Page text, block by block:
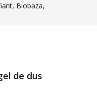
Biobaza,
de dus